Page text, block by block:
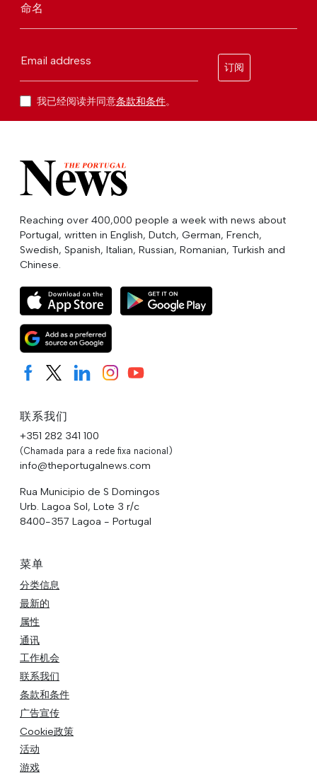
命名
Email address
订阅
我已经阅读并同意条款和条件。
Reaching over 400,000 people a week with news about
Portugal, written in English, Dutch, German, French,
Swedish, Spanish, Italian, Russian, Romanian, Turkish and
Chinese.
联系我们
+351 282 341 100
(Chamada para a rede fixa nacional)
info@theportugalnews.com
Rua Municipio de S Domingos
Urb. Lagoa Sol, Lote 3 r/c
8400-357 Lagoa - Portugal
菜单
分类信息
最新的
属性
通讯
工作机会
联系我们
条款和条件
广告宣传
Cookie政策
活动
游戏